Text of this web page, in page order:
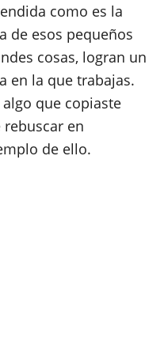
como es la
de esos pequeños
cosas, logran un
en la que trabajas.
que copiaste
en
de ello.